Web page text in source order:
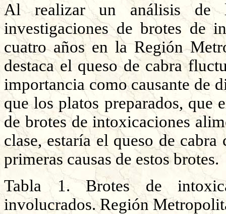
Al realizar un análisis de
investigaciones de brotes de
cuatro años en la Región
destaca el queso de cabra
importancia como causante de
que los platos preparados, que
de brotes de intoxicaciones
clase, estaría el queso de
primeras causas de estos brotes.
Tabla 1. Brotes de
involucrados. Región